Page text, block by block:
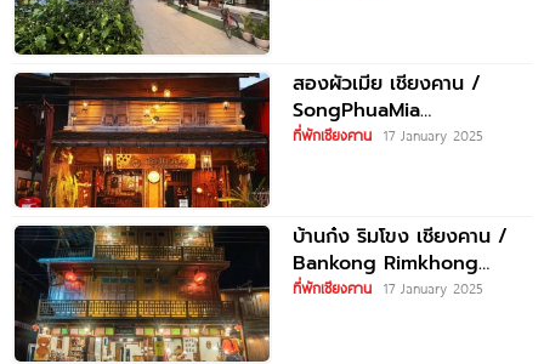
สองผัวเมีย เชียงคาน /
SongPhuaMia
Chiangkhan
ที่พักเชียงคาน 17 January 2025
บ้านก๋ง ริมโขง เชียงคาน /
Bankong Rimkhong
Chiangkhan
ที่พักเชียงคาน 17 January 2025